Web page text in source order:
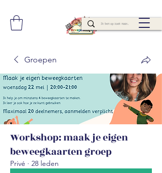
Groepen
Workshop: maak je eigen
beweegkaarten groep
Privé · 28 leden